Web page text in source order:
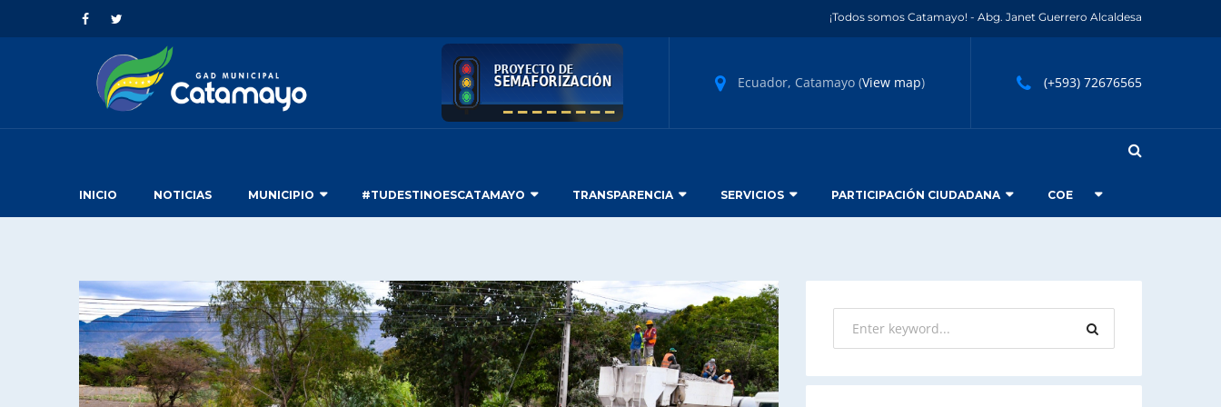
¡Todos somos Catamayo! - Abg. Janet Guerrero Alcaldesa
Ecuador, Catamayo (View map) (+593) 72676565
INICIO NOTICIAS MUNICIPIO #TUDESTINOESCATAMAYO TRANSPARENCIA SERVICIOS PARTICIPACIÓN CIUDADANA COE